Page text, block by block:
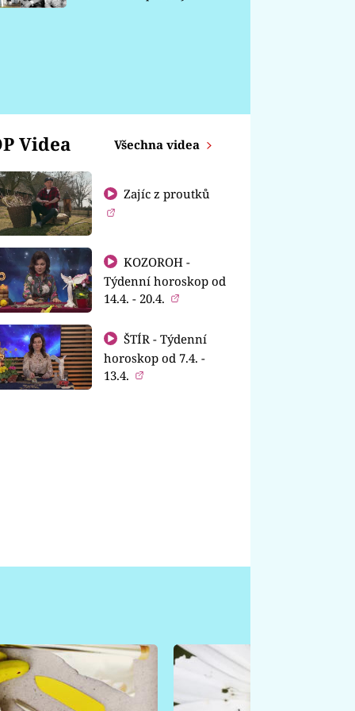
Videa Všechna videa
Zajíc z proutků
KOZOROH -
Týdenní horoskop od
14.4. - 20.4.
ŠTÍR - Týdenní
horoskop od 7.4. -
13.4.